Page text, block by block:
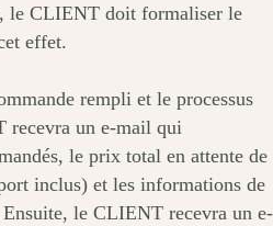
le CLIENT doit formaliser le
effet.
rempli et le processus
recevra un e-mail qui
le prix total en attente de
inclus) et les informations de
le CLIENT recevra un e-